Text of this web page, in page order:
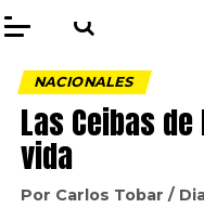
NACIONALES
Las Ceibas
vida
Por Carlos Tobar /